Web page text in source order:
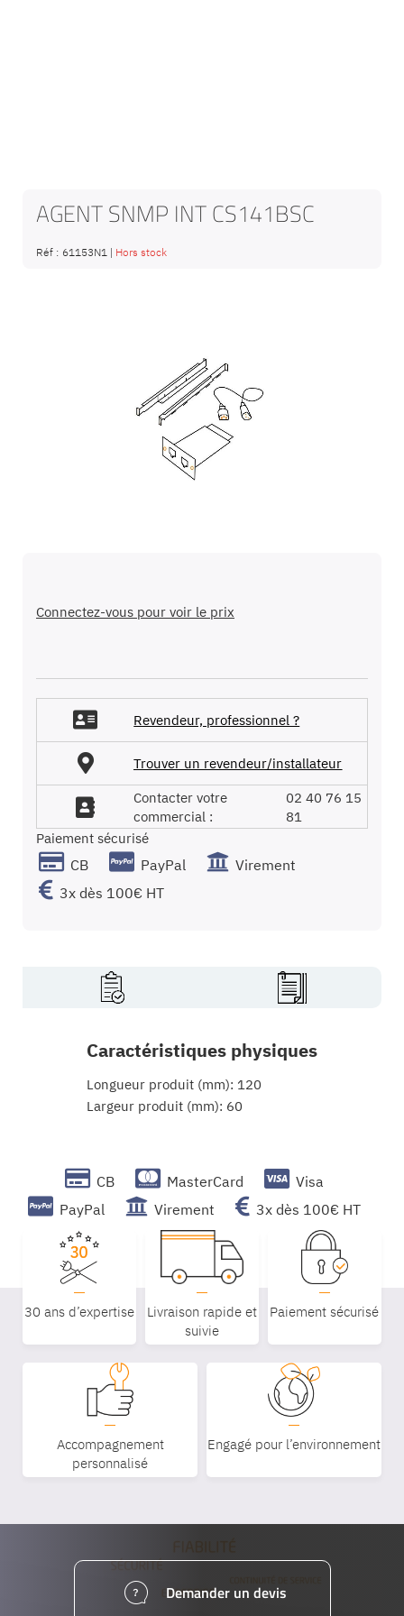
AGENT SNMP INT CS141BSC
Réf : 61153N1 | Hors stock
Connectez-vous pour voir le prix
Revendeur, professionnel ?
Trouver un revendeur/installateur
Contacter votre
commercial :
02 40 76 15
81
Paiement sécurisé
CB PayPal
Virement
3x dès 100€ HT
d’images
Caractéristiques physiques
Longueur produit (mm): 120
Largeur produit (mm): 60
CB MasterCard
Visa
PayPal
Virement 3x dès 100€ HT
30 ans d’expertise
Livraison rapide et
suivie
Paiement sécurisé
Accompagnement
personnalisé
Engagé pour l’environnement
Demander un devis